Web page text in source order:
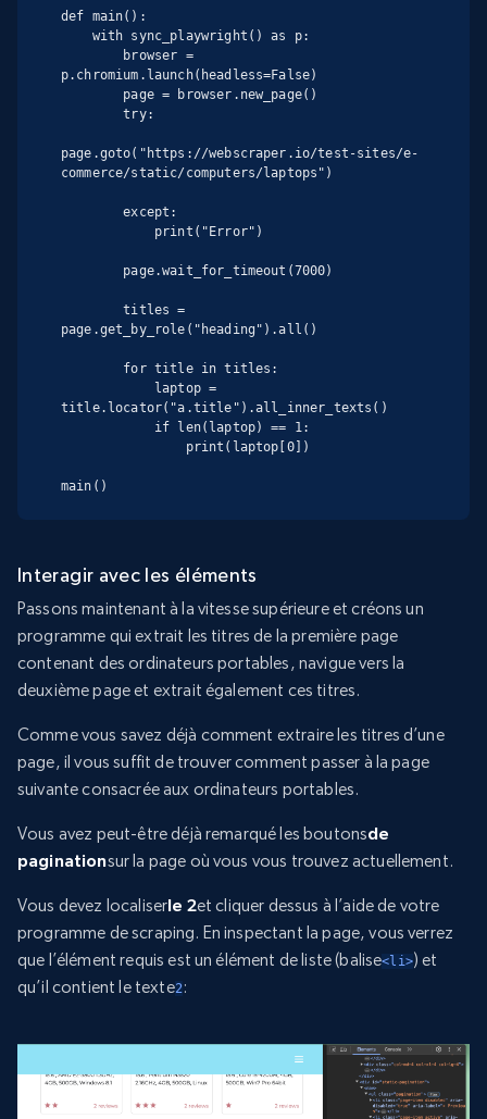
def main():
p.chromium.launch(headless=False)
        try:
page.goto("https://webscraper.io/test-sites/e-
commerce/static/computers/laptops")
        except:
        titles =
page.get_by_role("heading").all()
title.locator("a.title").all_inner_texts()
main()
Interagir avec les éléments
Passons maintenant à la vitesse supérieure et créons un
programme qui extrait les titres de la première page
contenant des ordinateurs portables, navigue vers la
deuxième page et extrait également ces titres.
Comme vous savez déjà comment extraire les titres d’une
page, il vous suffit de trouver comment passer à la page
suivante consacrée aux ordinateurs portables.
Vous avez peut-être déjà remarqué les boutonsde
paginationsur la page où vous vous trouvez actuellement.
Vous devez localiserle 2et cliquer dessus à l’aide de votre
programme de scraping. En inspectant la page, vous verrez
que l’élément requis est un élément de liste (balise<li>) et
qu’il contient le texte2: